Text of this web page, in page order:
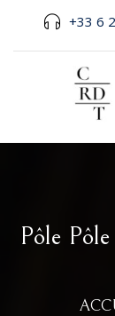
+33 6
Pôle